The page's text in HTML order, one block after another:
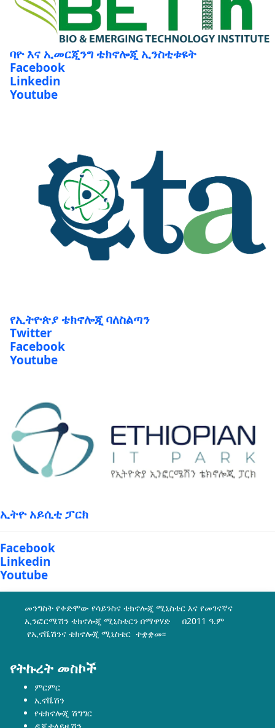
ባዮ እና ኢመርጂንግ ቴክኖሎጂ ኢንስቲቱዩት
Facebook
Linkedin
Youtube
የኢትዮጵያ ቴክኖሎጂ ባለስልጣን
Twitter
Facebook
Youtube
ኢትዮ አይሲቲ ፓርክ
Facebook
Linkedin
Youtube
መንግስት የቀድሞው የሳይንስና ቴክኖሎጂ ሚኒስቴር እና የመገናኛና
ኢንፎርሜሽን ቴክኖሎጂ ሚኒስቴርን በማዋሃድ በ2011 ዓ.ም
የኢኖቬሽንና ቴክኖሎጂ ሚኒስቴር ተቋቋመ፡፡
የትኩረት መስኮች
ምርምር
ኢኖቬሽን
የቴክኖሎጂ ሽግግር